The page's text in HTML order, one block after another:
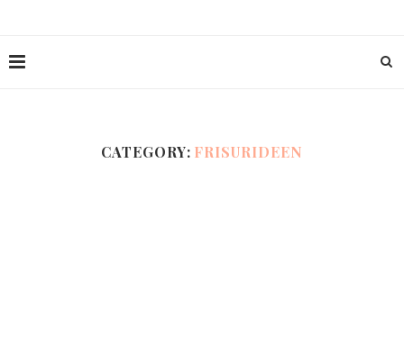
CATEGORY: FRISURIDEEN